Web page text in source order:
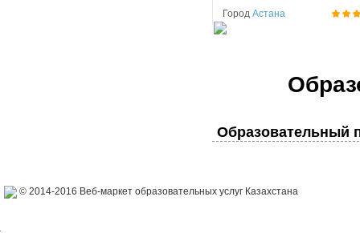
Город Астана
Образовательный
© 2014-2016 Веб-маркет образовательных услуг Казахстана